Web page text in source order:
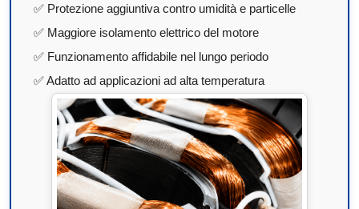
✅ Protezione aggiuntiva contro umidità e particelle
✅ Maggiore isolamento elettrico del motore
✅ Funzionamento affidabile nel lungo periodo
✅ Adatto ad applicazioni ad alta temperatura